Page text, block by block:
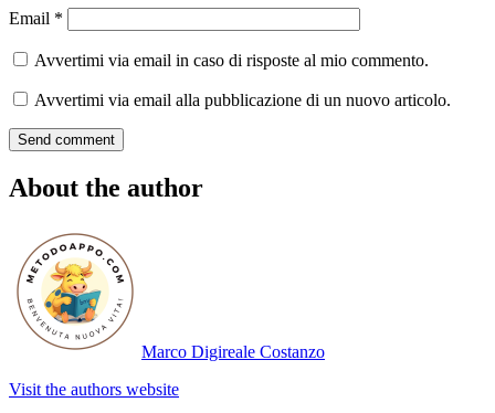
Email *
Avvertimi via email in caso di risposte al mio commento.
Avvertimi via email alla pubblicazione di un nuovo articolo.
Send comment
About the author
Marco Digireale Costanzo
Visit the authors website